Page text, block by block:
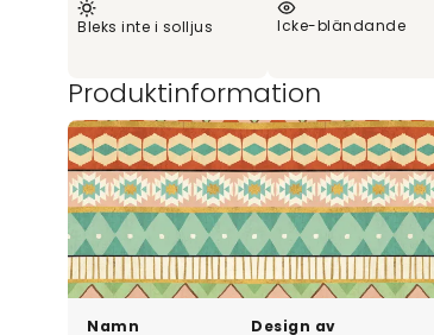
Bleks inte i solljus Icke-bländande
Produktinformation
Namn
Design av